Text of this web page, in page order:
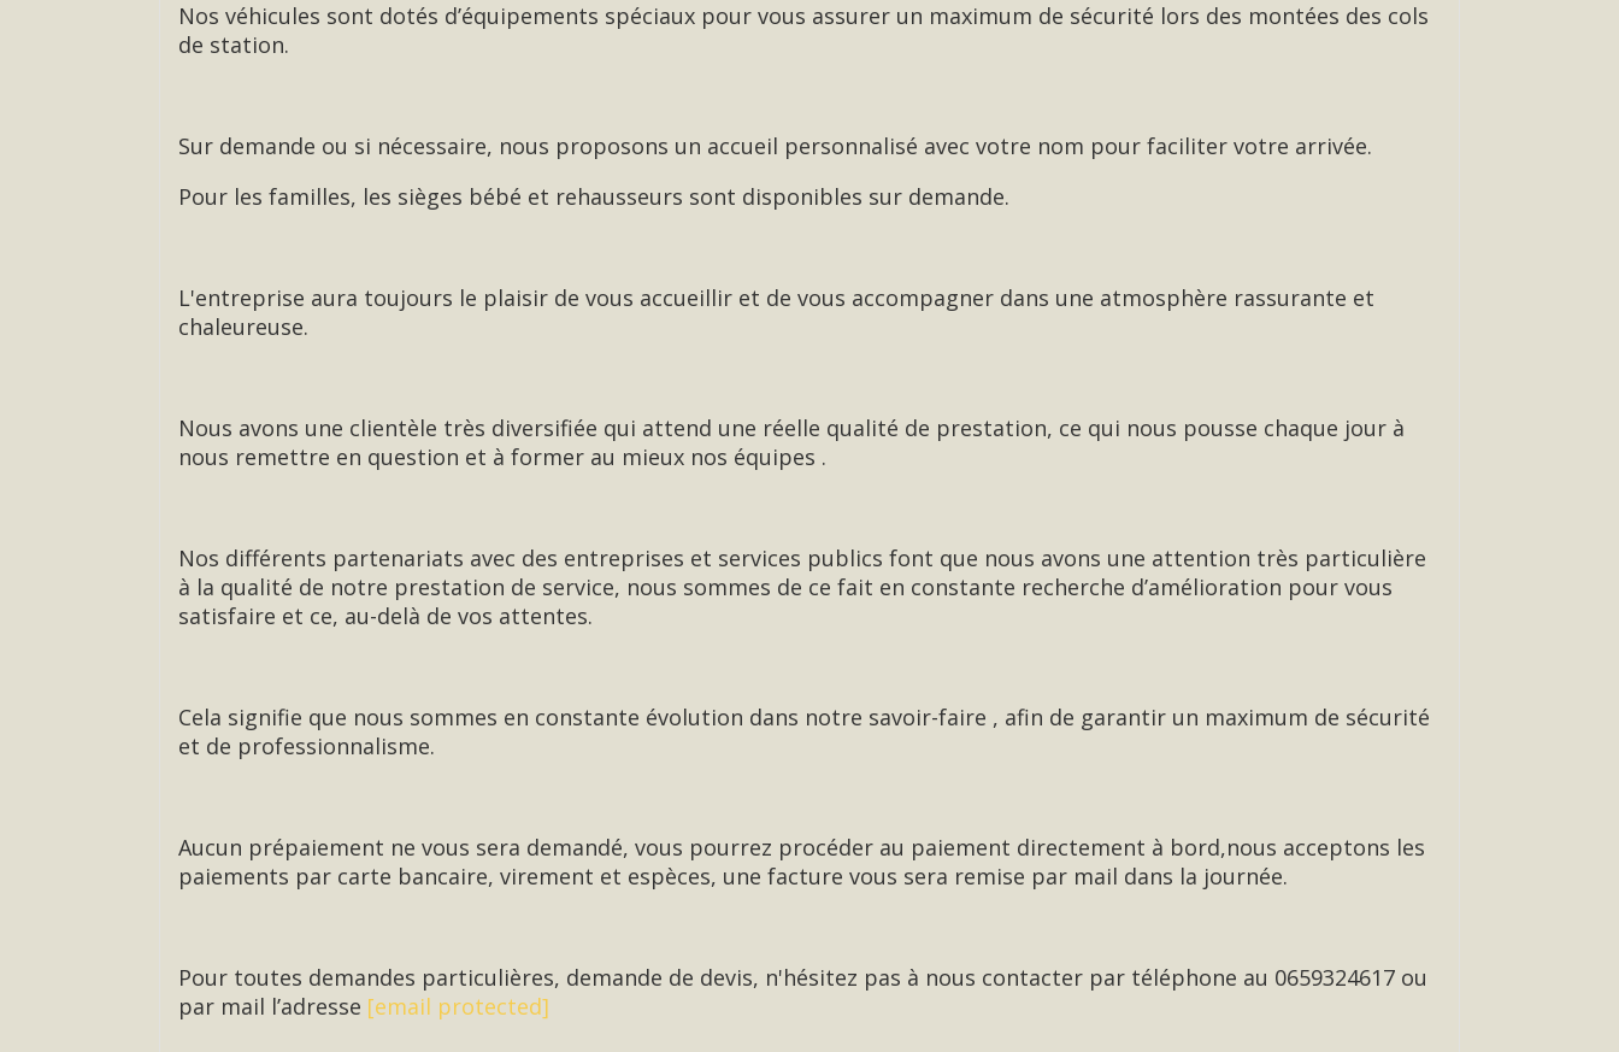
Nos véhicules sont dotés d’équipements spéciaux pour vous assurer un maximum de sécurité lors des montées des cols
de station.
Sur demande ou si nécessaire, nous proposons un accueil personnalisé avec votre nom pour faciliter votre arrivée.
Pour les familles, les sièges bébé et rehausseurs sont disponibles sur demande.
L'entreprise aura toujours le plaisir de vous accueillir et de vous accompagner dans une atmosphère rassurante et
chaleureuse.
Nous avons une clientèle très diversifiée qui attend une réelle qualité de prestation, ce qui nous pousse chaque jour à
nous remettre en question et à former au mieux nos équipes .
Nos différents partenariats avec des entreprises et services publics font que nous avons une attention très particulière
à la qualité de notre prestation de service, nous sommes de ce fait en constante recherche d’amélioration pour vous
satisfaire et ce, au-delà de vos attentes.
Cela signifie que nous sommes en constante évolution dans notre savoir-faire , afin de garantir un maximum de sécurité
et de professionnalisme.
Aucun prépaiement ne vous sera demandé, vous pourrez procéder au paiement directement à bord,nous acceptons les
paiements par carte bancaire, virement et espèces, une facture vous sera remise par mail dans la journée.
Pour toutes demandes particulières, demande de devis, n'hésitez pas à nous contacter par téléphone au 0659324617 ou
par mail l’adresse [email protected]